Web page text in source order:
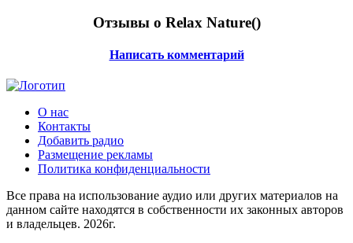
Отзывы о Relax Nature()
Написать комментарий
О нас
Контакты
Добавить радио
Размещение рекламы
Политика конфиденциальности
Все права на использование аудио или других материалов на
данном сайте находятся в собственности их законных авторов
и владельцев. 2026г.